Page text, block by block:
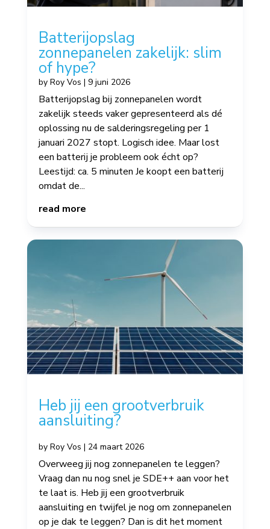
Batterijopslag
zonnepanelen zakelijk: slim
of hype?
by Roy Vos | 9 juni 2026
Batterijopslag bij zonnepanelen wordt
zakelijk steeds vaker gepresenteerd als dé
oplossing nu de salderingsregeling per 1
januari 2027 stopt. Logisch idee. Maar lost
een batterij je probleem ook écht op?
Leestijd: ca. 5 minuten Je koopt een batterij
omdat de...
read more
Heb jij een grootverbruik
aansluiting?
by Roy Vos | 24 maart 2026
Overweeg jij nog zonnepanelen te leggen?
Vraag dan nu nog snel je SDE++ aan voor het
te laat is. Heb jij een grootverbruik
aansluiting en twijfel je nog om zonnepanelen
op je dak te leggen? Dan is dit het moment